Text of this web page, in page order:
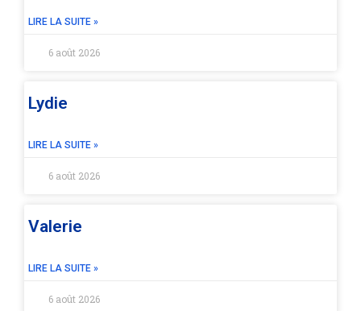
LIRE LA SUITE »
6 août 2026
Lydie
LIRE LA SUITE »
6 août 2026
Valerie
LIRE LA SUITE »
6 août 2026